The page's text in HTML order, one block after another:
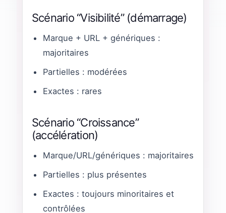
Scénario “Visibilité” (démarrage)
Marque + URL + génériques :
majoritaires
Partielles : modérées
Exactes : rares
Scénario “Croissance”
(accélération)
Marque/URL/génériques : majoritaires
Partielles : plus présentes
Exactes : toujours minoritaires et
contrôlées